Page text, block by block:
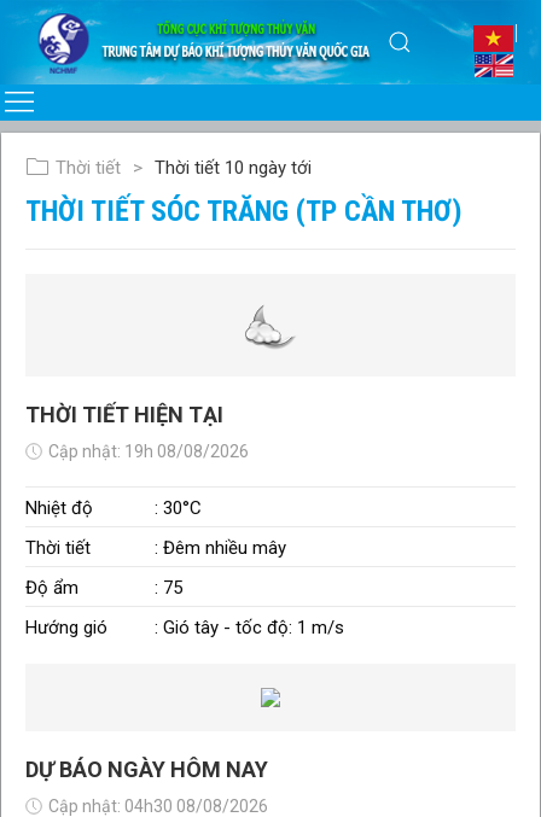
Thời tiết Thời tiết 10 ngày tới
THỜI TIẾT SÓC TRĂNG (TP CẦN THƠ)
THỜI TIẾT HIỆN TẠI
Cập nhật: 19h 08/08/2026
Nhiệt độ
: 30°C
Thời tiết
: Đêm nhiều mây
Độ ẩm
: 75
Hướng gió
: Gió tây - tốc độ: 1 m/s
DỰ BÁO NGÀY HÔM NAY
Cập nhật: 04h30 08/08/2026